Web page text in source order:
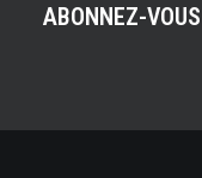
ABONNEZ-